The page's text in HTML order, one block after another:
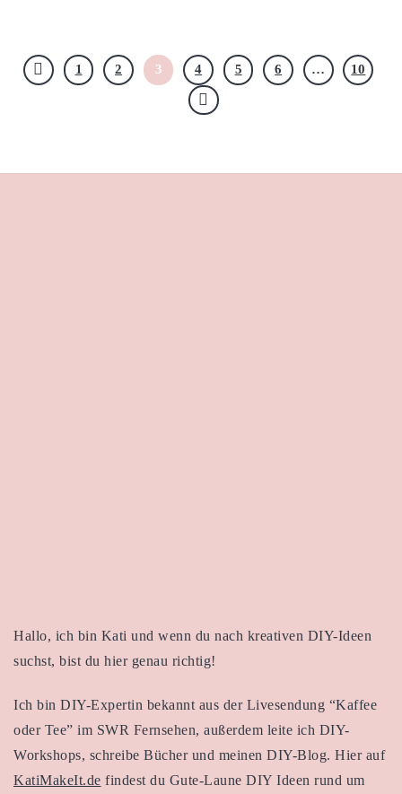
1 2 3 4 5 6 … 10
Hallo, ich bin Kati und wenn du nach kreativen DIY-Ideen
suchst, bist du hier genau richtig!
Ich bin DIY-Expertin bekannt aus der Livesendung “Kaffee
oder Tee” im SWR Fernsehen, außerdem leite ich DIY-
Workshops, schreibe Bücher und meinen DIY-Blog. Hier auf
KatiMakeIt.de findest du Gute-Laune DIY Ideen rund um